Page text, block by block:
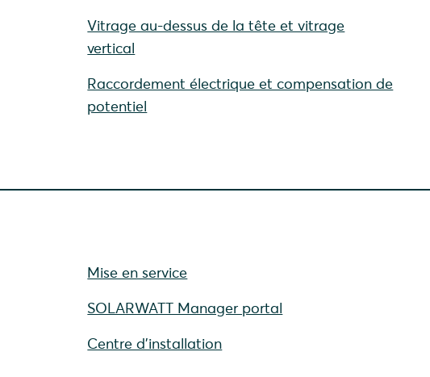
Vitrage au-dessus de la tête et vitrage
vertical
Raccordement électrique et compensation de
potentiel
Mise en service
SOLARWATT Manager portal
Centre d'installation